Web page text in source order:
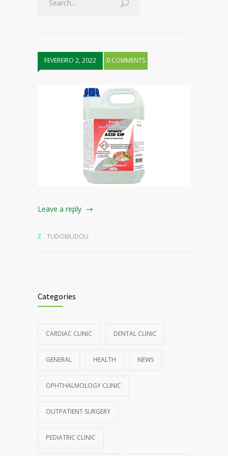
FEVEREIRO 2, 2022 0 COMMENTS
Leave a reply
TUDOMUDOU
Categories
CARDIAC CLINIC DENTAL CLINIC
GENERAL HEALTH NEWS
OPHTHALMOLOGY CLINIC
OUTPATIENT SURGERY
PEDIATRIC CLINIC